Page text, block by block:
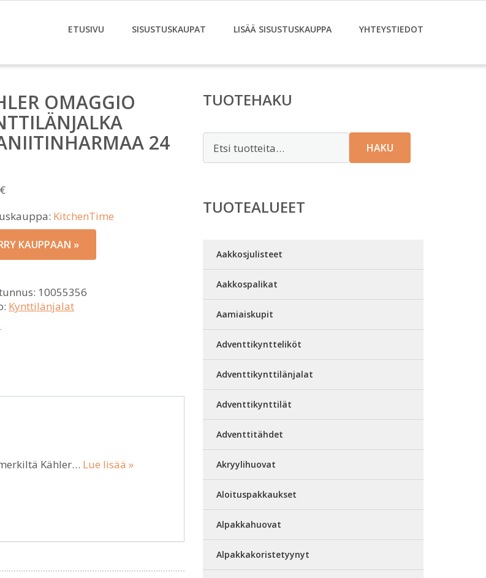
ETUSIVU SISUSTUSKAUPAT LISÄÄ SISUSTUSKAUPPA YHTEYSTIEDOT
OMAGGIO
24
€
KitchenTime
KAUPPAAN »
10055356
Kynttilänjalat
Kähler… Lue lisää »
TUOTEHAKU
HAKU
TUOTEALUEET
Aakkosjulisteet
Aakkospalikat
Aamiaiskupit
Adventtikyntteliköt
Adventtikynttilänjalat
Adventtikynttilät
Adventtitähdet
Akryylihuovat
Aloituspakkaukset
Alpakkahuovat
Alpakkakoristetyynyt